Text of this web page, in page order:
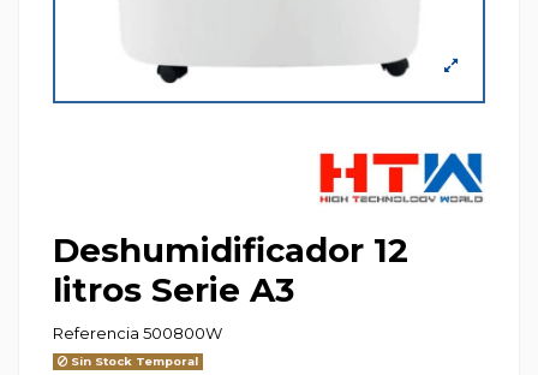
Deshumidificador 12
litros Serie A3
Referencia 500800W
Sin Stock Temporal